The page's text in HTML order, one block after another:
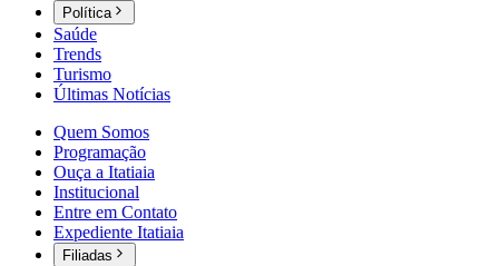
Política
Saúde
Trends
Turismo
Últimas Notícias
Quem Somos
Programação
Ouça a Itatiaia
Institucional
Entre em Contato
Expediente Itatiaia
Filiadas